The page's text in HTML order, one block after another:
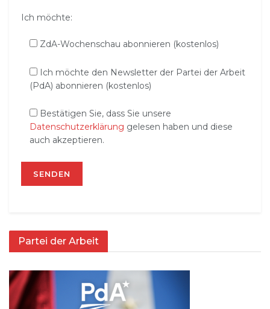
Ich möchte:
ZdA-Wochenschau abonnieren (kostenlos)
Ich möchte den Newsletter der Partei der Arbeit
(PdA) abonnieren (kostenlos)
Bestätigen Sie, dass Sie unsere
Datenschutzerklärung gelesen haben und diese
auch akzeptieren.
Partei der Arbeit